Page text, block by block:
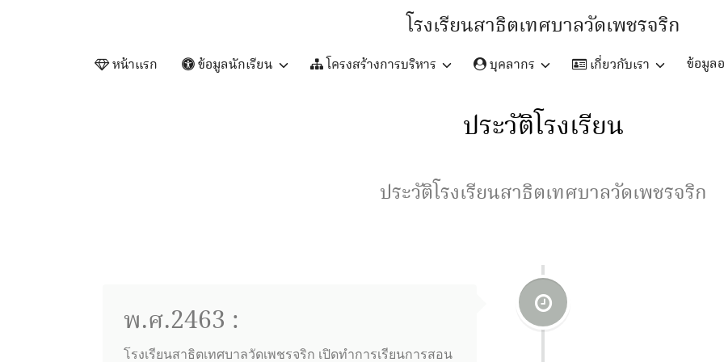
โรงเรียนสาธิตเทศบาลวัดเพชรจริก
หน้าแรก ข้อมูลนักเรียน โครงสร้างการบริหาร บุคลากร เกี่ยวกับเรา ข้อมูล
ประวัติโรงเรียน
ประวัติโรงเรียนสาธิตเทศบาลวัดเพชรจริก
พ.ศ.2463 :
โรงเรียนสาธิตเทศบาลวัดเพชรจริก เปิดทำการเรียนการสอน